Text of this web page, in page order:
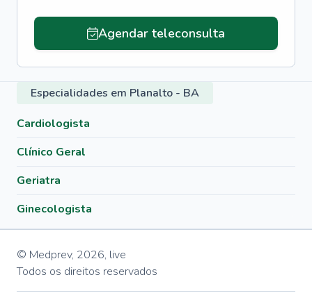
Agendar teleconsulta
Especialidades em Planalto - BA
Cardiologista
Clínico Geral
Geriatra
Ginecologista
© Medprev, 2026, live
Todos os direitos reservados